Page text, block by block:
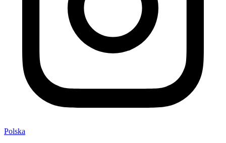
Polska